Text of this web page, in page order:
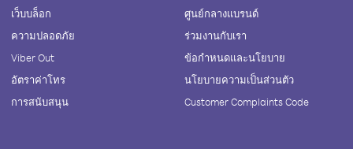
เว็บบล็อก
ความปลอดภัย
Viber Out
อัตราค่าโทร
การสนับสนุน
ศูนย์กลางแบรนด์
ร่วมงานกับเรา
ข้อกำหนดและนโยบาย
นโยบายความเป็นส่วนตัว
Customer Complaints Code